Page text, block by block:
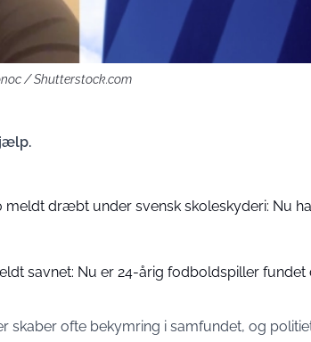
/ Shutterstock.com
meldt dræbt under svensk skoleskyderi: Nu
savnet: Nu er 24-årig fodboldspiller fundet
skaber ofte bekymring i samfundet, og